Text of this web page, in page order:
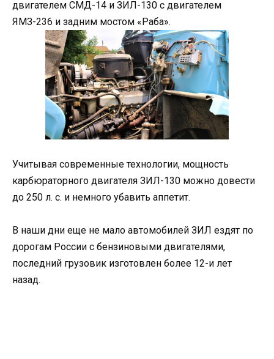
двигателем СМД-14 и ЗИЛ-130 с двигателем
ЯМЗ-236 и задним мостом «Раба».
Учитывая современные технологии, мощность
карбюраторного двигателя ЗИЛ-130 можно довести
до 250 л. с. и немного убавить аппетит.
В наши дни еще не мало автомобилей ЗИЛ ездят по
дорогам России с бензиновыми двигателями,
последний грузовик изготовлен более 12-и лет
назад.